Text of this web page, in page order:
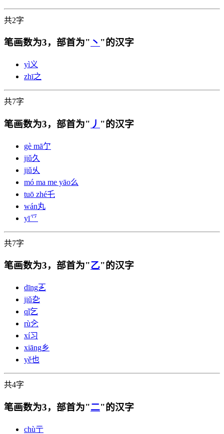
共2字
笔画数为3，部首为" 丶 "的汉字
yì义
zhī之
共7字
笔画数为3，部首为" 丿 "的汉字
gè mā亇
jiǔ久
jiǔ乆
mó ma me yāo么
tuō zhé乇
wán丸
yī乊
共7字
笔画数为3，部首为"乙"的汉字
dīng㐉
jiǔ㐇
qǐ乞
rù㐈
xí习
xiāng乡
yě也
共4字
笔画数为3，部首为"二"的汉字
chù亍